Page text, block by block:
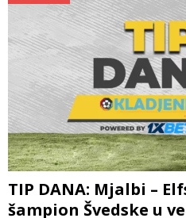
TIP DANA: Mjalbi –
šampion Švedske u